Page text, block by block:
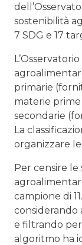
sostenibilità
7 SDG e 17
primarie
materie
secondarie
La
organizzare
Per censire
campione di
considerando
e filtrando
algoritmo ha